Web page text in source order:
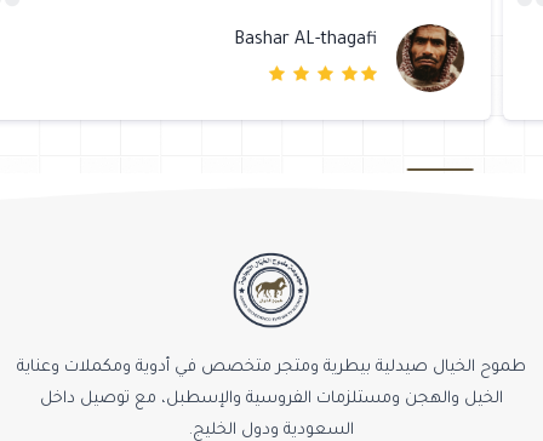
Bashar AL-thagafi
طموح الخيال صيدلية بيطرية ومتجر متخصص في أدوية ومكملات وعناية
الخيل والهجن ومستلزمات الفروسية والإسطبل، مع توصيل داخل
السعودية ودول الخليج.